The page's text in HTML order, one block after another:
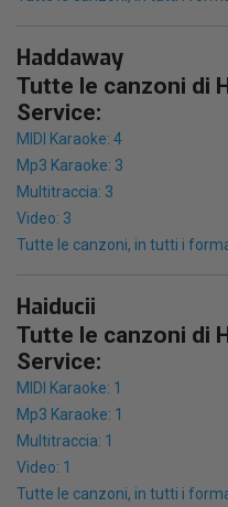
Haddaway
Tutte le canzoni di
Service:
MIDI Karaoke: 4
Mp3 Karaoke: 3
Multitraccia: 3
Video: 3
Tutte le canzoni, in tutti i
Haiducii
Tutte le canzoni di
Service:
MIDI Karaoke: 1
Mp3 Karaoke: 1
Multitraccia: 1
Video: 1
Tutte le canzoni, in tutti i